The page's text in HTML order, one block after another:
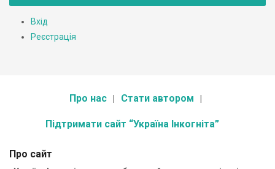
Вхід
Реєстрація
Про нас Стати автором
Підтримати сайт “Україна Інкогніта”
Про сайт